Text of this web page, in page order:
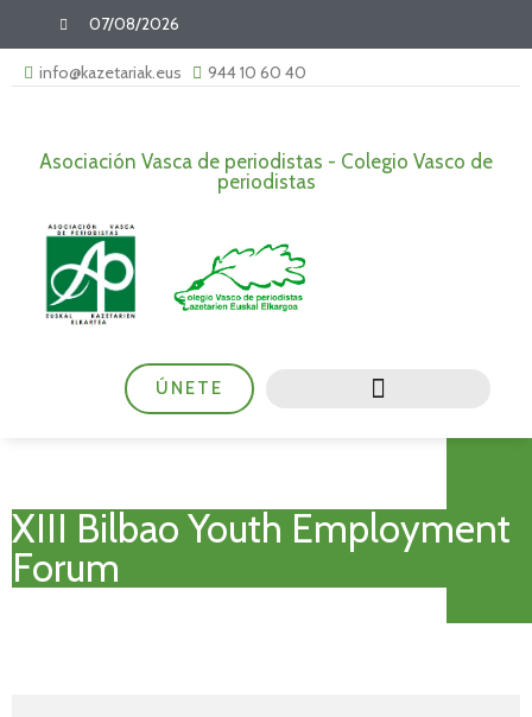
07/08/2026
info@kazetariak.eus 944 10 60 40
Asociación Vasca de periodistas - Colegio Vasco de
periodistas
ÚNETE
XIII Bilbao Youth Employment
Forum